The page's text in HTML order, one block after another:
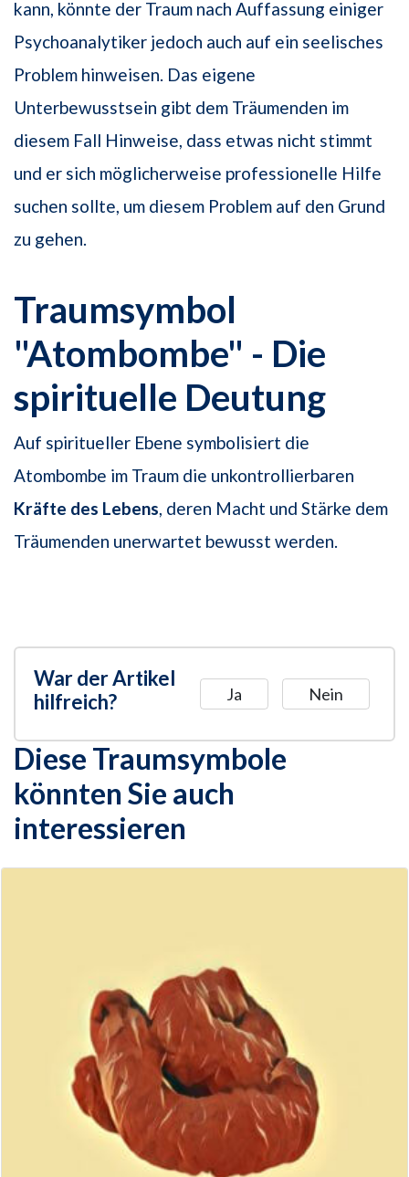
kann, könnte der Traum nach Auffassung einiger
Psychoanalytiker jedoch auch auf ein seelisches
Problem hinweisen. Das eigene
Unterbewusstsein gibt dem Träumenden im
diesem Fall Hinweise, dass etwas nicht stimmt
und er sich möglicherweise professionelle Hilfe
suchen sollte, um diesem Problem auf den Grund
zu gehen.
Traumsymbol
"Atombombe" - Die
spirituelle Deutung
Auf spiritueller Ebene symbolisiert die
Atombombe im Traum die unkontrollierbaren
Kräfte des Lebens, deren Macht und Stärke dem
Träumenden unerwartet bewusst werden.
War der Artikel
hilfreich?
Ja Nein
Diese Traumsymbole
könnten Sie auch
interessieren